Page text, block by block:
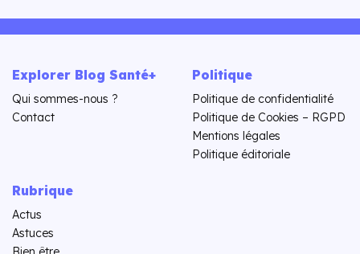
Explorer Blog Santé+
Qui sommes-nous ?
Contact
Politique
Politique de confidentialité
Politique de Cookies – RGPD
Mentions légales
Politique éditoriale
Rubrique
Actus
Astuces